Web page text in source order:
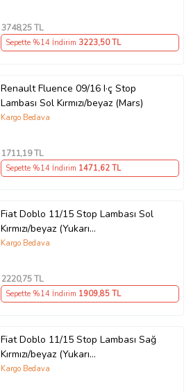
3748,25 TL
Sepette %14 İndirim 3223,50 TL
Renault Fluence 09/16 I·ç Stop
Lambası Sol Kırmızı/beyaz (Mars)
Kargo Bedava
1711,19 TL
Sepette %14 İndirim 1471,62 TL
Fiat Doblo 11/15 Stop Lambası Sol
Kırmızı/beyaz (Yukarı
Açılan)1kapı(combi·/cargo/panorama)
Kargo Bedava
2220,75 TL
Sepette %14 İndirim 1909,85 TL
Fiat Doblo 11/15 Stop Lambası Sağ
Kırmızı/beyaz (Yukarı
Açılan)1kapı(combi·/cargo/panorama)
Kargo Bedava